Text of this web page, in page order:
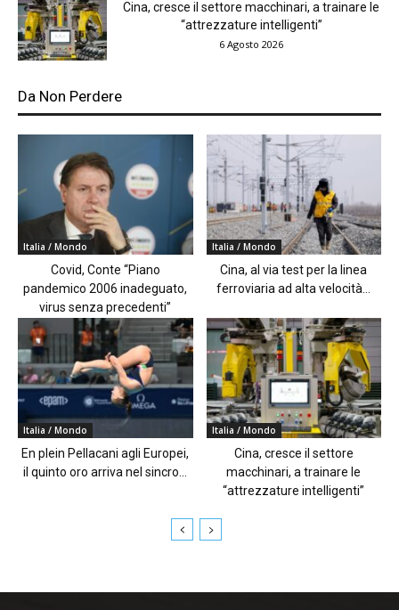
Cina, cresce il settore macchinari, a trainare le
“attrezzature intelligenti”
6 Agosto 2026
Da Non Perdere
Italia / Mondo
Covid, Conte “Piano
pandemico 2006 inadeguato,
virus senza precedenti”
Italia / Mondo
Cina, al via test per la linea
ferroviaria ad alta velocità...
Italia / Mondo
En plein Pellacani agli Europei,
il quinto oro arriva nel sincro...
Italia / Mondo
Cina, cresce il settore
macchinari, a trainare le
“attrezzature intelligenti”